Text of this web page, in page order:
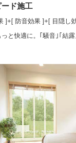
ド施工
]+[ 防音効果 ]+[ 目隠し
と快適に。｢騒音｣｢結